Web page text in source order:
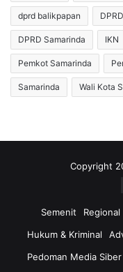
dprd balikpapan
DPRD Samarinda IKN
Pemkot Samarinda
Samarinda Wali Kota
Copyright
Semenit Regional
Hukum & Kriminal
Pedoman Media Siber